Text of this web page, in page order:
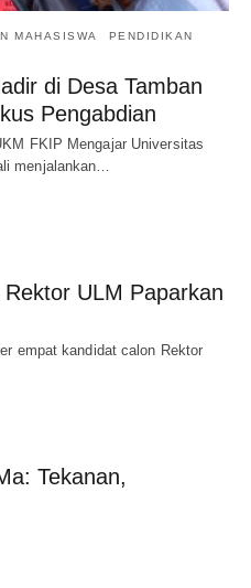
MAHASISWA PENDIDIKAN
di Desa Tamban
Pengabdian
FKIP Mengajar Universitas
menjalankan…
ULM Paparkan
empat kandidat calon Rektor
Tekanan,